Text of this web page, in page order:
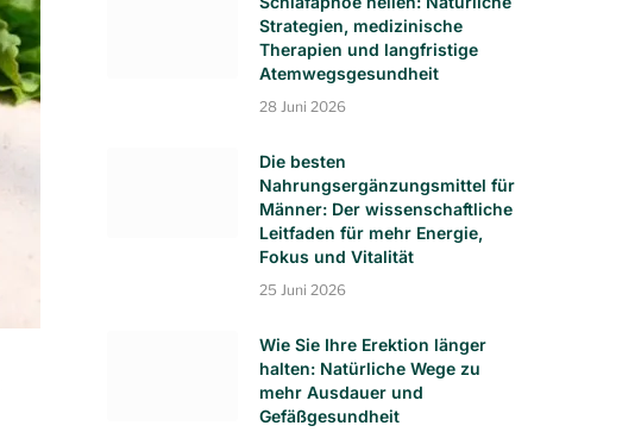
Strategien, medizinische
Therapien und langfristige
Atemwegsgesundheit
28 Juni 2026
Die besten
Nahrungsergänzungsmittel für
Männer: Der wissenschaftliche
Leitfaden für mehr Energie,
Fokus und Vitalität
25 Juni 2026
Wie Sie Ihre Erektion länger
halten: Natürliche Wege zu
mehr Ausdauer und
Gefäßgesundheit